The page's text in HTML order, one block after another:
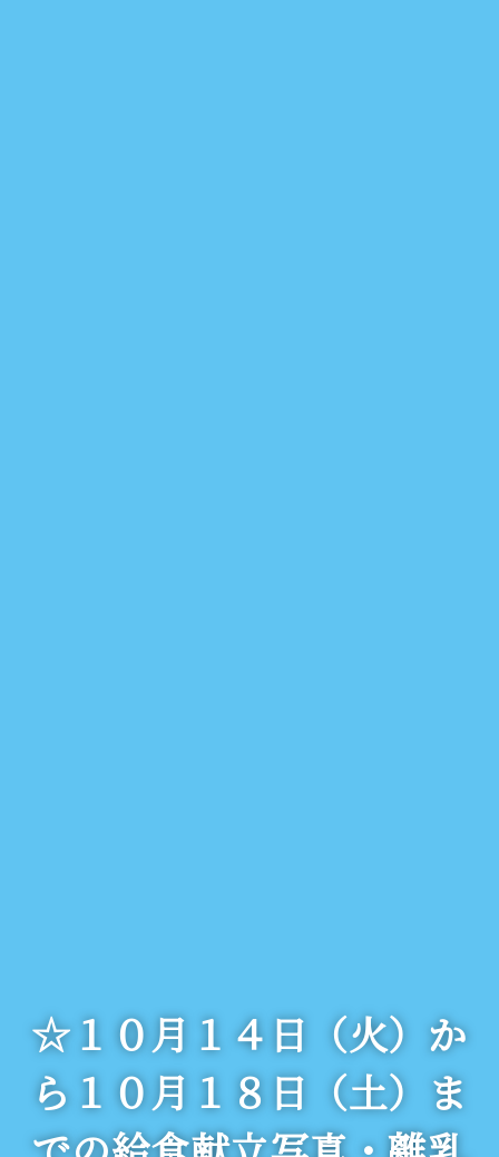
☆１０月１４日（火）か
ら１０月１８日（土）ま